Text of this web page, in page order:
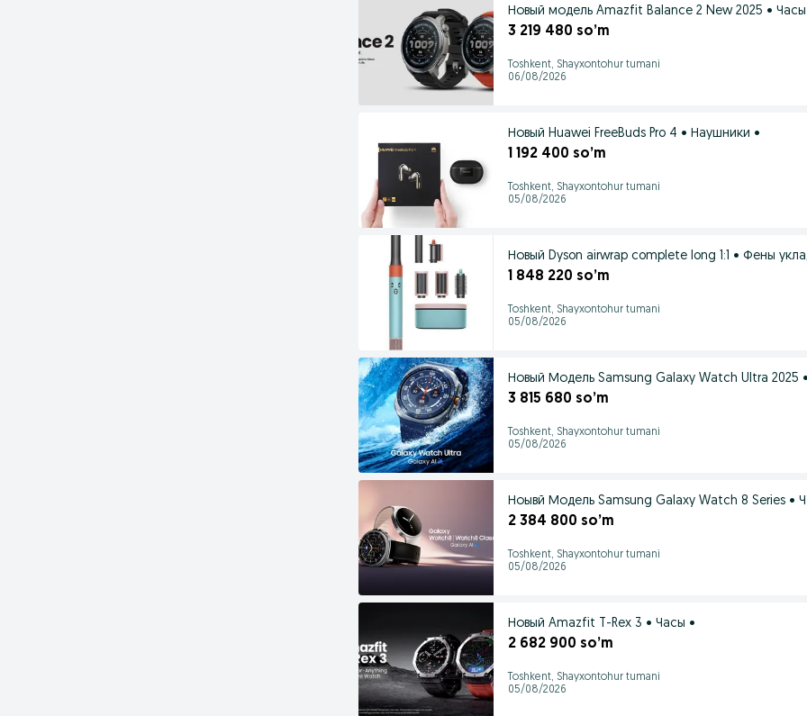
Новый модель Amazfit Balance 2 New 2025 •
3 219 480 so’m
Toshkent, Shayxontohur tumani
06/08/2026
Новый Huawei FreeBuds Pro 4 • Наушники •
1 192 400 so’m
Toshkent, Shayxontohur tumani
05/08/2026
Новый Dyson airwrap complete long 1:1 • Фены
1 848 220 so’m
Toshkent, Shayxontohur tumani
05/08/2026
Новый Модель Samsung Galaxy Watch Ultra 2025
3 815 680 so’m
Toshkent, Shayxontohur tumani
05/08/2026
Ноывй Модель Samsung Galaxy Watch 8 Series •
2 384 800 so’m
Toshkent, Shayxontohur tumani
05/08/2026
Новый Amazfit T-Rex 3 • Часы •
2 682 900 so’m
Toshkent, Shayxontohur tumani
05/08/2026